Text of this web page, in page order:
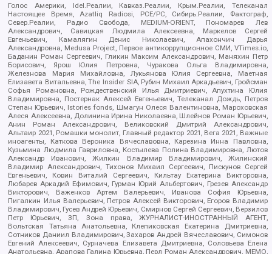
Голос Америки, Idel.Реалии, Кавказ.Реалии, Крым.Реалии, Телеканал
Настоящее Время, Azatliq Radiosi, PCE/PC, Сибирь.Реалии, Фактограф,
Север.Реалии, Радио Свобода, MEDIUM-ORIENT, Пономарев Лев
Александрович, Савицкая Людмила Алексеевна, Маркелов Сергей
Евгеньевич, Камалягин Денис Николаевич, Апахончич Дарья
Александровна, Medusa Project, Первое антикоррупционное СМИ, VTimes.io,
Баданин Роман Сергеевич, Гликин Максим Александрович, Маняхин Петр
Борисович, Ярош Юлия Петровна, Чуракова Ольга Владимировна,
Железнова Мария Михайловна, Лукьянова Юлия Сергеевна, Маетная
Елизавета Витальевна, The Insider SIA, Рубин Михаил Аркадьевич, Гройсман
Софья Романовна, Рождественский Илья Дмитриевич, Апухтина Юлия
Владимировна, Постернак Алексей Евгеньевич, Телеканал Дождь, Петров
Степан Юрьевич, Istories fonds, Шмагун Олеся Валентиновна, Мароховская
Алеся Алексеевна, Долинина Ирина Николаевна, Шлейнов Роман Юрьевич,
Анин Роман Александрович, Великовский Дмитрий Александрович,
Альтаир 2021, Ромашки монолит, Главный редактор 2021, Вега 2021, Важные
иноагенты, Каткова Вероника Вячеславовна, Карезина Инна Павловна,
Кузьмина Людмила Гавриловна, Костылева Полина Владимировна, Лютов
Александр Иванович, Жилкин Владимир Владимирович, Жилинский
Владимир Александрович, Тихонов Михаил Сергеевич, Пискунов Сергей
Евгеньевич, Ковин Виталий Сергеевич, Кильтау Екатерина Викторовна,
Любарев Аркадий Ефимович, Гурман Юрий Альбертович, Грезев Александр
Викторович, Важенков Артем Валерьевич, Иванова София Юрьевна,
Пигалкин Илья Валерьевич, Петров Алексей Викторович, Егоров Владимир
Владимирович, Гусев Андрей Юрьевич, Смирнов Сергей Сергеевич, Верзилов
Петр Юрьевич, ЗП, Зона права, ЖУРНАЛИСТ-ИНОСТРАННЫЙ АГЕНТ,
Вольтская Татьяна Анатольевна, Клепиковская Екатерина Дмитриевна,
Сотников Даниил Владимирович, Захаров Андрей Вячеславович, Симонов
Евгений Алексеевич, Сурначева Елизавета Дмитриевна, Соловьева Елена
Анатольевна, Арапова Галина Юрьевна, Перл Роман Александрович, МЕМО,